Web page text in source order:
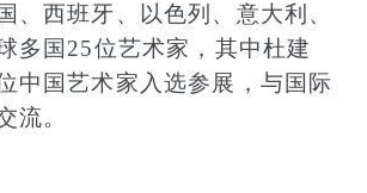
、西班牙、以色列、意大利、
多国25位艺术家，其中杜建
中国艺术家入选参展，与国际
流。
大利威尼斯Palazzo Donà dalle